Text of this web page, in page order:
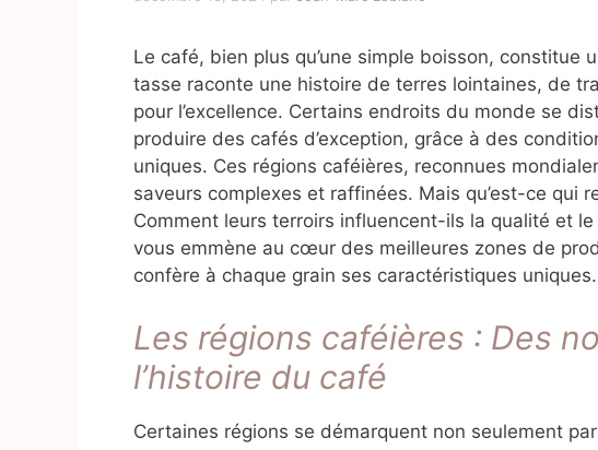
Le café, bien plus qu’une simple boisson, constitue
tasse raconte une histoire de terres lointaines, de
pour l’excellence. Certains endroits du monde se
produire des cafés d’exception, grâce à des
uniques. Ces régions caféières, reconnues
saveurs complexes et raffinées. Mais qu’est-ce qui
Comment leurs terroirs influencent-ils la qualité et
vous emmène au cœur des meilleures zones de
confère à chaque grain ses caractéristiques uniques.
Les régions caféières : Des
l’histoire du café
Certaines régions se démarquent non seulement